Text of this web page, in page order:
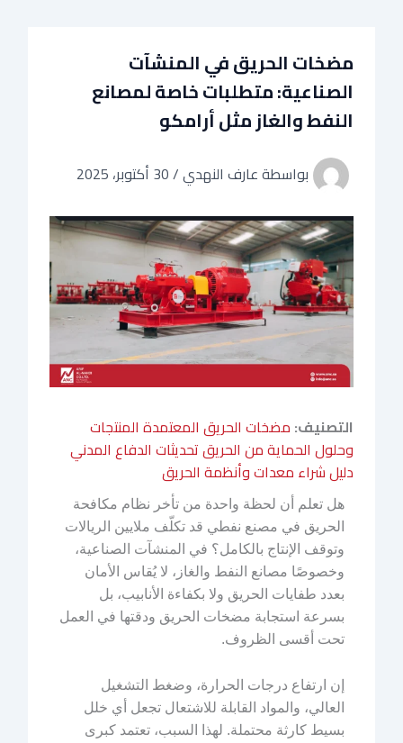
مضخات الحريق في المنشآت
الصناعية: متطلبات خاصة لمصانع
النفط والغاز مثل أرامكو
بواسطةعارف النهدي/30 أكتوبر، 2025
التصنيف: مضخات الحريق المعتمدة المنتجات
وحلول الحماية من الحريقتحديثات الدفاع المدني
دليل شراء معدات وأنظمة الحريق
هل تعلم أن لحظة واحدة من تأخر نظام مكافحة
الحريق في مصنع نفطي قد تكلّف ملايين الريالات
وتوقف الإنتاج بالكامل؟ في المنشآت الصناعية،
وخصوصًا مصانع النفط والغاز، لا يُقاس الأمان
بعدد طفايات الحريق ولا بكفاءة الأنابيب، بل
بسرعة استجابة مضخات الحريق ودقتها في العمل
تحت أقسى الظروف.
إن ارتفاع درجات الحرارة، وضغط التشغيل
العالي، والمواد القابلة للاشتعال تجعل أي خلل
بسيط كارثة محتملة. لهذا السبب، تعتمد كبرى